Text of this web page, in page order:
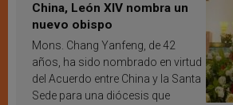
China, León XIV nombra un
nuevo obispo
Mons. Chang Yanfeng, de 42
años, ha sido nombrado en virtud
del Acuerdo entre China y la Santa
Sede para una diócesis que